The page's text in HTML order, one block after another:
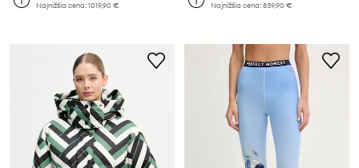
Najnižšia cena:1019,90 €
Najnižšia cena:839,90 €